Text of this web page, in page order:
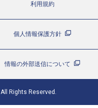
利用規約
個人情報保護方針
情報の外部送信について
Rights Reserved.